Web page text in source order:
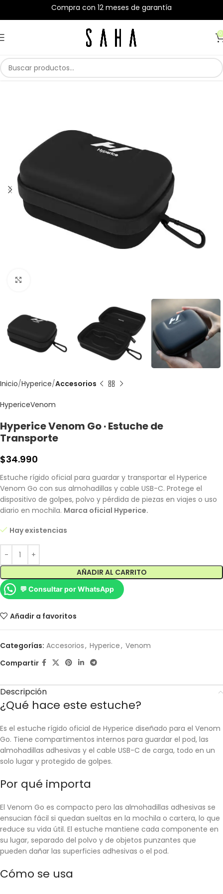
Compra con 12 meses de garantía
0
Inicio Hyperice Accesorios
HypericeVenom
Hyperice Venom Go · Estuche de
Transporte
$34.990
Estuche rígido oficial para guardar y transportar el Hyperice
Venom Go con sus almohadillas y cable USB-C. Protege el
dispositivo de golpes, polvo y pérdida de piezas en viajes o uso
diario en mochila. Marca oficial Hyperice.
Hay existencias
AÑADIR AL CARRITO
💬 Consultar por WhatsApp
Añadir a favoritos
Categorías: Accesorios, Hyperice, Venom
Compartir
Descripción
¿Qué hace este estuche?
Es el estuche rígido oficial de Hyperice diseñado para el Venom
Go. Tiene compartimentos internos para guardar el pod, las
almohadillas adhesivas y el cable USB-C de carga, todo en un
solo lugar y protegido de golpes.
Por qué importa
El Venom Go es compacto pero las almohadillas adhesivas se
ensucian fácil si quedan sueltas en la mochila o cartera, lo que
reduce su vida útil. El estuche mantiene cada componente en
su lugar, separado del polvo y de objetos punzantes que
pueden dañar las superficies adhesivas o el pod.
Cómo se usa